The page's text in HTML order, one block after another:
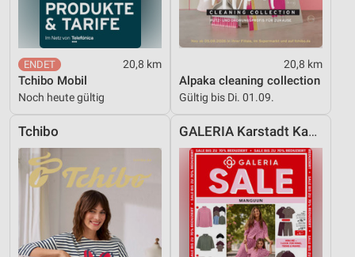
20,8 km
Tchibo Mobil
Noch heute gültig
20,8 km
Alpaka cleaning collection
Gültig bis Di. 01.09.
Tchibo GALERIA Karstadt Kaufhof